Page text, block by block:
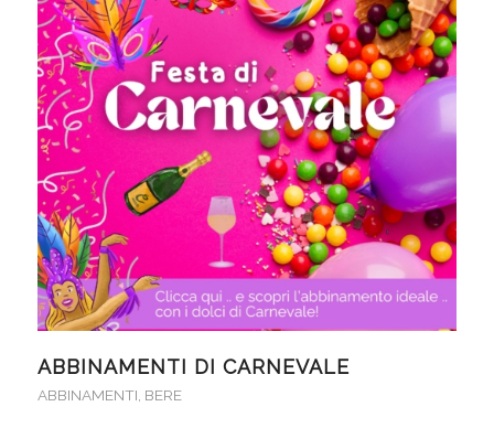
ABBINAMENTI DI CARNEVALE
ABBINAMENTI BERE